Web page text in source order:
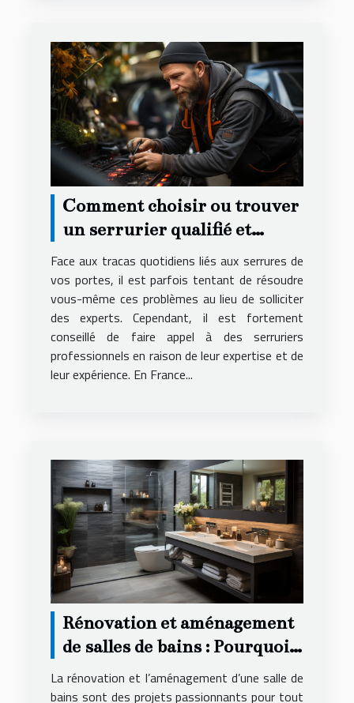
Comment choisir ou trouver
un serrurier qualifié et
compétent ?
Face aux tracas quotidiens liés aux serrures de
vos portes, il est parfois tentant de résoudre
vous-même ces problèmes au lieu de solliciter
des experts. Cependant, il est fortement
conseillé de faire appel à des serruriers
professionnels en raison de leur expertise et de
leur expérience. En France...
Rénovation et aménagement
de salles de bains : Pourquoi
faire appel à une agence
spécialisée ?
La rénovation et l’aménagement d’une salle de
bains sont des projets passionnants pour tout